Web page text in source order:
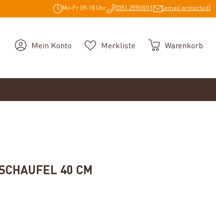
Mo-Fr 09-18 Uhr 0351 25930011 [email protected]
Mein Konto Merkliste Warenkorb
40 CM